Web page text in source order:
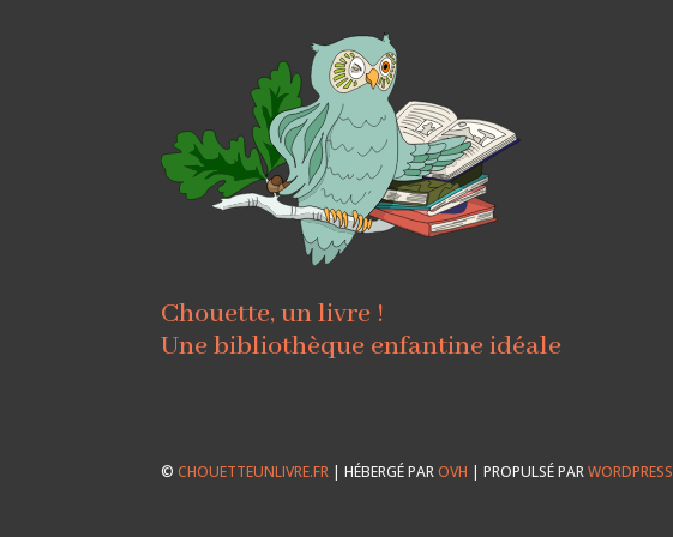
Chouette, un livre !
Une bibliothèque enfantine idéale
©CHOUETTEUNLIVRE.FR | HÉBERGÉ PAROVH | PROPULSÉ PARWORDPRESS